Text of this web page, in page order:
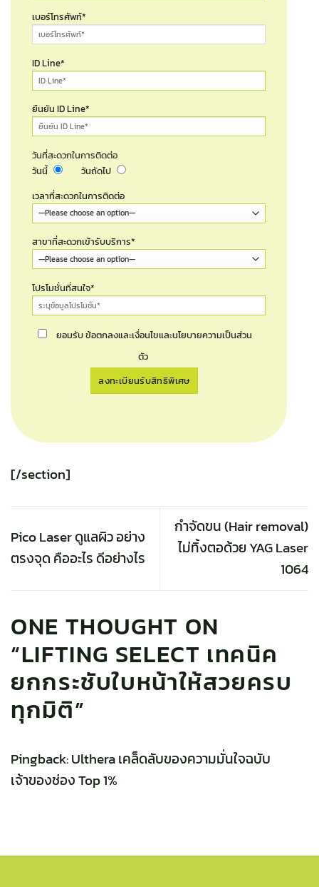
เบอร์โทรศัพท์*
ID Line*
ยืนยัน ID Line*
วันที่สะดวกในการติดต่อ
วันนี้
วันถัดไป
เวลาที่สะดวกในการติดต่อ
สาขาที่สะดวกเข้ารับบริการ*
โปรโมชั่นที่สนใจ*
ยอมรับ ข้อตกลงและเงื่อนไขและนโยบายความเป็นส่วน
ตัว
[/section]
Pico Laser ดูแลผิว อย่าง
ตรงจุด คืออะไร ดีอย่างไร
กำจัดขน (Hair removal)
ไม่ทิ้งตอด้วย YAG Laser
1064
ONE THOUGHT ON
“LIFTING SELECT เทคนิค
ยกกระชับใบหน้าให้สวยครบ
ทุกมิติ”
Pingback:Ulthera เคล็ดลับของความมั่นใจฉบับ
เจ้าของช่อง Top 1%